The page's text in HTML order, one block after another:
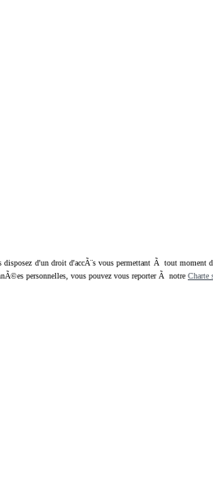
d'un droit d'accÃ¨s vous permettant Ã tout moment
personnelles, vous pouvez vous reporter Ã notre Charte